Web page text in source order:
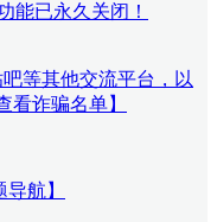
能已永久关闭！
等其他交流平台，以
看诈骗名单】
航】